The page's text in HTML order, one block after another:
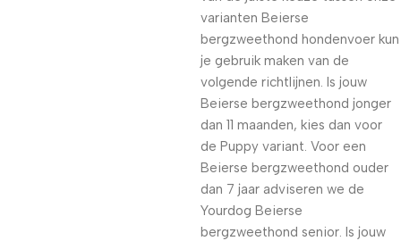
varianten Beierse
bergzweethond hondenvoer kun
je gebruik maken van de
volgende richtlijnen. Is jouw
Beierse bergzweethond jonger
dan 11 maanden, kies dan voor
de Puppy variant. Voor een
Beierse bergzweethond ouder
dan 7 jaar adviseren we de
Yourdog Beierse
bergzweethond senior. Is jouw